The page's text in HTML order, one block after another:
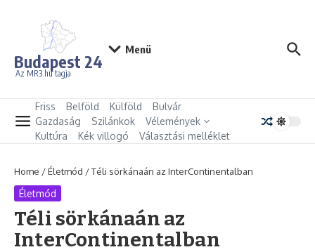
Budapest 24
Az MR3.hu tagja
Menü
Friss Belföld Külföld
Bulvár
Gazdaság
Szilánkok
Vélemények
Kultúra
Kék villogó Választási melléklet
Home /Életmód /Téli sörkánaán az InterContinentalban
Életmód
Téli sörkánaán az
InterContinentalban